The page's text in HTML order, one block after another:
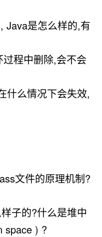
Java是怎么样的,有
程中删除,会不会
什么情况下会失效,
文件的原理机制?
子的?什么是堆中
space ) ?